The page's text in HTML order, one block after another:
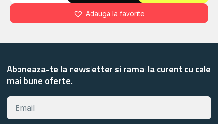
Adauga la favorite
Aboneaza-te la newsletter si ramai la curent cu cele
mai bune oferte.